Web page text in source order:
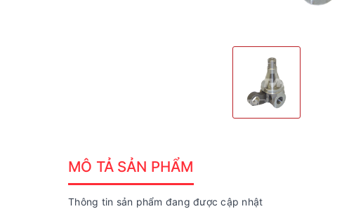
MÔ TẢ SẢN PHẨM
Thông tin sản phẩm đang được cập nhật